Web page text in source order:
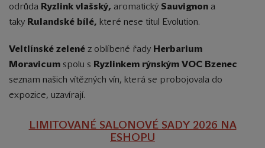
odrůda Ryzlink vlašský, aromatický Sauvignon a
taky Rulandské bílé, které nese titul Evolution.
Veltlínské zelené z oblíbené řady Herbarium
Moravicum spolu s Ryzlinkem rýnským VOC Bzenec
seznam našich vítězných vín, která se probojovala do
expozice, uzavírají.
LIMITOVANÉ SALONOVÉ SADY 2026 NA
ESHOPU